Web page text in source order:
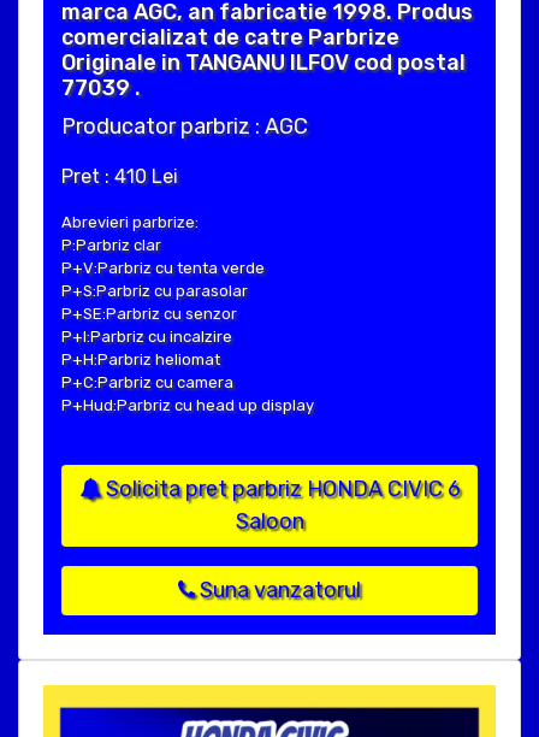
marca AGC, an fabricatie 1998. Produs
comercializat de catre Parbrize
Originale in TANGANU ILFOV cod postal
77039 .
Producator parbriz : AGC
Pret : 410 Lei
Abrevieri parbrize:
P:Parbriz clar
P+V:Parbriz cu tenta verde
P+S:Parbriz cu parasolar
P+SE:Parbriz cu senzor
P+I:Parbriz cu incalzire
P+H:Parbriz heliomat
P+C:Parbriz cu camera
P+Hud:Parbriz cu head up display
Solicita pret parbriz HONDA CIVIC 6
Saloon
Suna vanzatorul